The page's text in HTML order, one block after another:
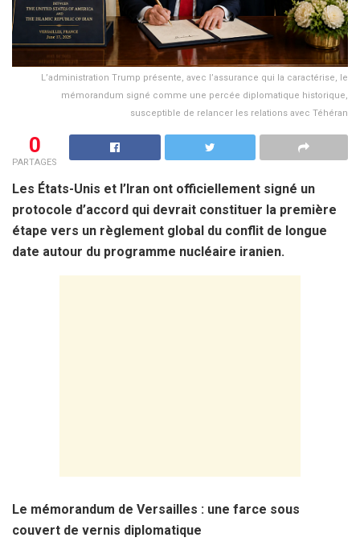
L’administration Trump présente, avec l’assurance qui la caractérise, le
mémorandum signé comme une percée diplomatique historique,
susceptible de relancer les relations avec Téhéran
0
PARTAGES
Les États-Unis et l’Iran ont officiellement signé un
protocole d’accord qui devrait constituer la première
étape vers un règlement global du conflit de longue
date autour du programme nucléaire iranien.
Le mémorandum de Versailles : une farce sous
couvert de vernis diplomatique